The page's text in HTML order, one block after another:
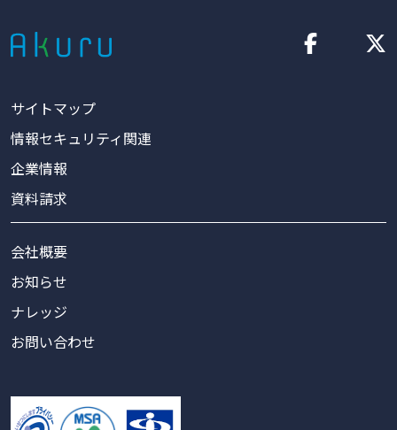
サイトマップ
情報セキュリティ関連
企業情報
資料請求
会社概要
お知らせ
ナレッジ
お問い合わせ